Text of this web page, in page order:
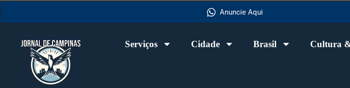
Anuncie Aqui
Serviços Cidade Brasil Cultura